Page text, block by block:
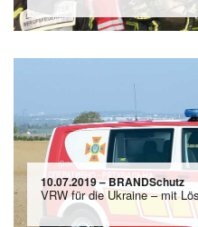
10.07.2019 – BRANDSchutz
VRW für die Ukraine – mit